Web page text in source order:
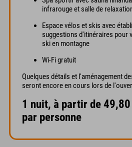
infrarouge et salle de
Espace vélos et skis avec
suggestions d'itinéraires pour
ski en montagne
Wi-Fi gratuit
Quelques détails et l'aménagement
seront encore en cours lors de
1 nuit, à partir de
par personne